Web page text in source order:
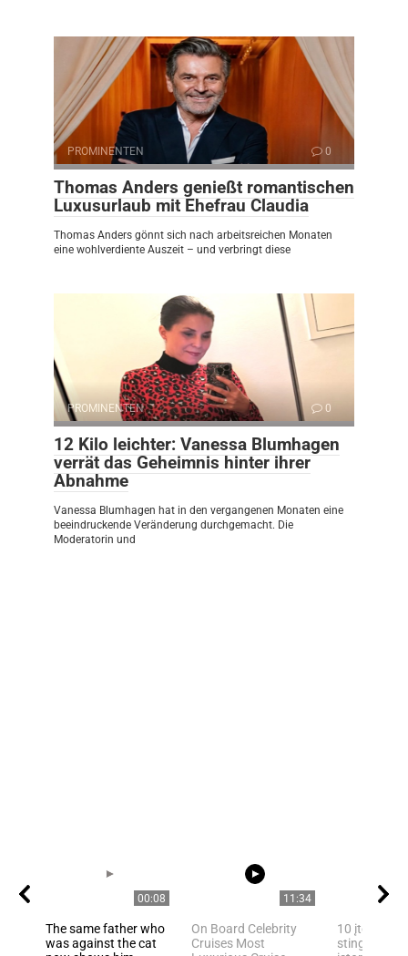
PROMINENTEN 0
Thomas Anders genießt romantischen
Luxusurlaub mit Ehefrau Claudia
Thomas Anders gönnt sich nach arbeitsreichen Monaten
eine wohlverdiente Auszeit – und verbringt diese
PROMINENTEN 0
12 Kilo leichter: Vanessa Blumhagen
verrät das Geheimnis hinter ihrer
Abnahme
Vanessa Blumhagen hat in den vergangenen Monaten eine
beeindruckende Veränderung durchgemacht. Die
Moderatorin und
00:08
The same father who
was against the cat
11:34
On Board Celebrity
Cruises Most
10 įtemptų,
stingdančių